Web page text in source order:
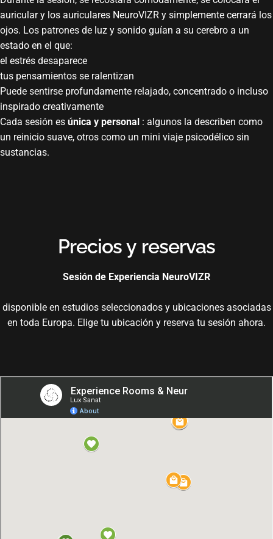
auricular y los auriculares NeuroVIZR y simplemente cerrará los
ojos. Los patrones de luz y sonido guían a su cerebro a un
estado en el que:
el estrés desaparece
tus pensamientos se ralentizan
Puede sentirse profundamente relajado, concentrado o incluso
inspirado creativamente
Cada sesión es única y personal : algunos la describen como
un reinicio suave, otros como un mini viaje psicodélico sin
sustancias.
Precios y reservas
Sesión de Experiencia NeuroVIZR
disponible en estudios seleccionados y ubicaciones asociadas
en toda Europa. Elige tu ubicación y reserva tu sesión ahora.